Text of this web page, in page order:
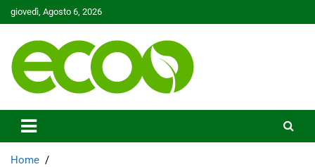
Skip
to
giovedì, Agosto 6, 2026
Ecoo.it
Home